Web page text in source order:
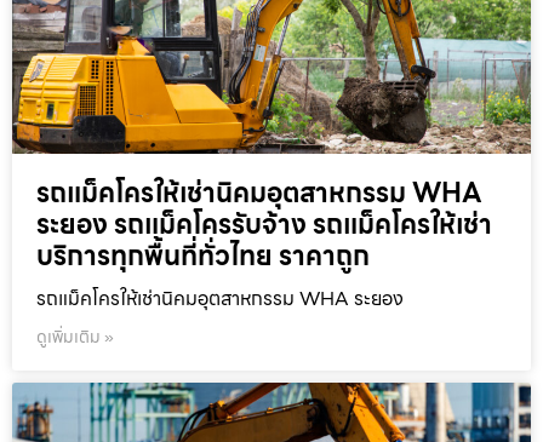
รถแม็คโครให้เช่านิคมอุตสาหกรรม WHA
ระยอง รถแม็คโครรับจ้าง รถแม็คโครให้เช่า
บริการทุกพื้นที่ทั่วไทย ราคาถูก
รถแม็คโครให้เช่านิคมอุตสาหกรรม WHA ระยอง
ดูเพิ่มเติม »